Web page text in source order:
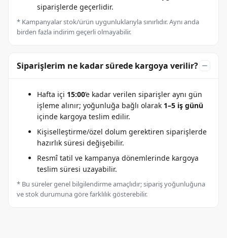
siparişlerde geçerlidir.
* Kampanyalar stok/ürün uygunluklarıyla sınırlıdır. Aynı anda
birden fazla indirim geçerli olmayabilir.
Siparişlerim ne kadar sürede kargoya verilir?
Hafta içi 15:00’e kadar verilen siparişler aynı gün
işleme alınır; yoğunluğa bağlı olarak 1–5 iş günü
içinde kargoya teslim edilir.
Kişiselleştirme/özel dolum gerektiren siparişlerde
hazırlık süresi değişebilir.
Resmî tatil ve kampanya dönemlerinde kargoya
teslim süresi uzayabilir.
* Bu süreler genel bilgilendirme amaçlıdır; sipariş yoğunluğuna
ve stok durumuna göre farklılık gösterebilir.